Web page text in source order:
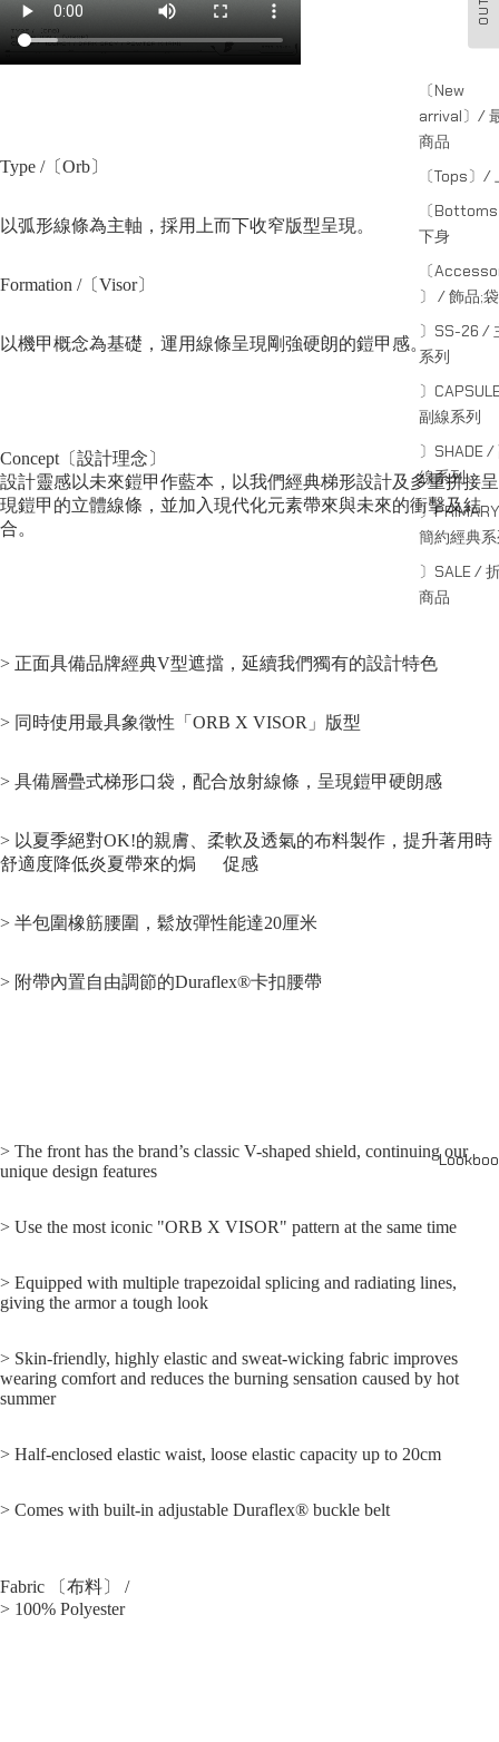
〔New
arrival〕/
商品
〔Tops〕/
〔
下身
〔
〕 / 飾品;袋
〕SS-26 /
系列
〕
副線系列
〕SHADE /
線系列
〕
簡約經典
〕SALE /
商品
Type /〔Orb〕
以弧形線條為主軸，採用上而下收窄版型呈現。
Formation /〔Visor〕
以機甲概念為基礎，運用線條呈現剛強硬朗的鎧甲感。
Concept〔設計理念〕
設計靈感以未來鎧甲作藍本，以我們經典梯形設計及多重拼接呈
現鎧甲的立體線條，並加入現代化元素帶來與未來的衝擊及結
合。
> 正面具備品牌經典V型遮擋，延續我們獨有的設計特色
> 同時使用最具象徵性「ORB X VISOR」版型
> 具備層疊式梯形口袋，配合放射線條，呈現鎧甲硬朗感
> 以夏季絕對OK!的親膚、柔軟及透氣的布料製作，提升著用時
舒適度降低炎夏帶來的焗 促感
> 半包圍橡筋腰圍，鬆放彈性能達20厘米
> 附帶內置自由調節的Duraflex®卡扣腰帶
> The front has the brand’s classic V-shaped shield, continuing our
unique design features
> Use the most iconic "ORB X VISOR" pattern at the same time
> Equipped with multiple trapezoidal splicing and radiating lines,
giving the armor a tough look
> Skin-friendly, highly elastic and sweat-wicking fabric improves
wearing comfort and reduces the burning sensation caused by hot
summer
> Half-enclosed elastic waist, loose elastic capacity up to 20cm
> Comes with built-in adjustable Duraflex® buckle belt
Fabric 〔布料〕 /
> 100% Polyester